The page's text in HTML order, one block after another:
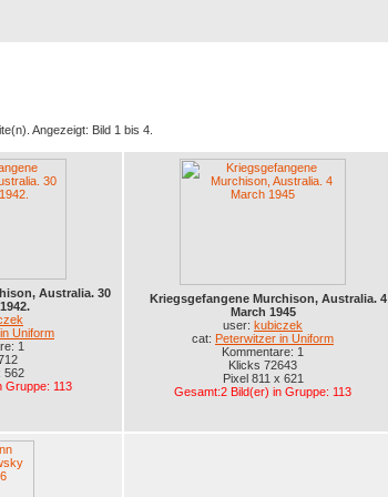
Angezeigt: Bild 1 bis 4.
Australia. 30
Uniform
1
562
Gruppe: 113
Kriegsgefangene Murchison, Australia. 4
March 1945
user: kubiczek
cat: Peterwitzer in Uniform
Kommentare: 1
Klicks 72643
Pixel 811 x 621
Gesamt:2 Bild(er) in Gruppe: 113